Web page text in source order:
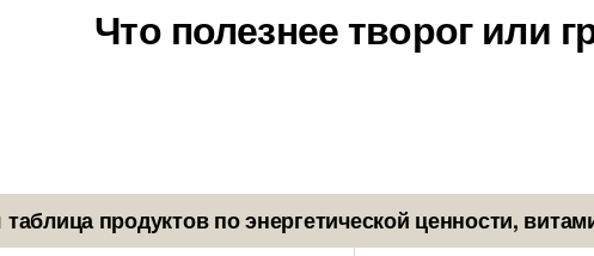
Что полезнее творог или
продуктов по энергетической ценности,